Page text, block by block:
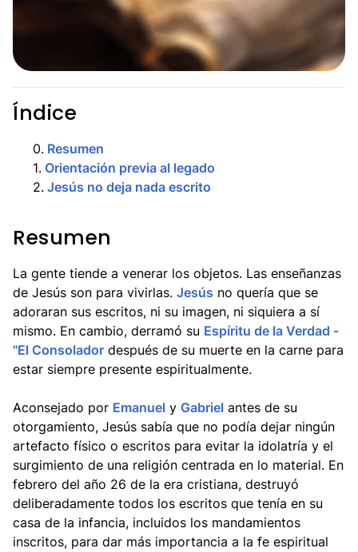
Índice
0. Resumen
1. Orientación previa al legado
2. Jesús no deja nada escrito
Resumen
La gente tiende a venerar los objetos. Las enseñanzas
de Jesús son para vivirlas. Jesús no quería que se
adoraran sus escritos, ni su imagen, ni siquiera a sí
mismo. En cambio, derramó su Espíritu de la Verdad -
"El Consolador después de su muerte en la carne para
estar siempre presente espiritualmente.
Aconsejado por Emanuel y Gabriel antes de su
otorgamiento, Jesús sabía que no podía dejar ningún
artefacto físico o escritos para evitar la idolatría y el
surgimiento de una religión centrada en lo material. En
febrero del año 26 de la era cristiana, destruyó
deliberadamente todos los escritos que tenía en su
casa de la infancia, incluidos los mandamientos
inscritos, para dar más importancia a la fe espiritual